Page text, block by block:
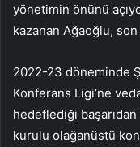
yönetimin önünü
kazanan Ağaoğlu,
2022-23 döneminde
Konferans Ligi’ne
hedeflediği
kurulu olağanüstü